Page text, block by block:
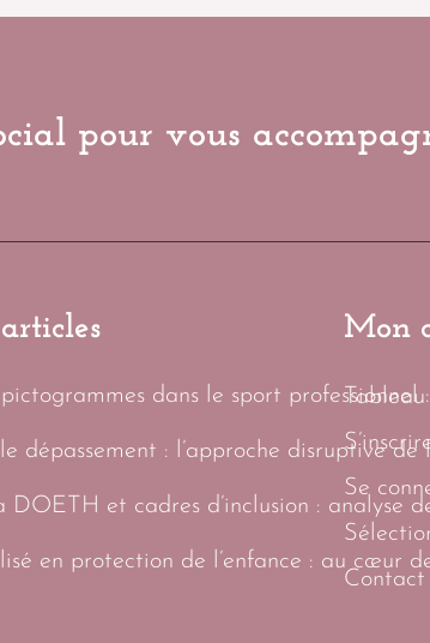
pour vous
dans le sport
dépassement : l’approche disruptive
DOETH et cadres d’inclusion : analyse
en protection de l’enfance : au cœur
Mon
Se
Contact